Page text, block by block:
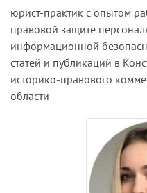
юрист-практик с опытом
правовой защите
информационной
статей и публикаций в
историко-правового
области